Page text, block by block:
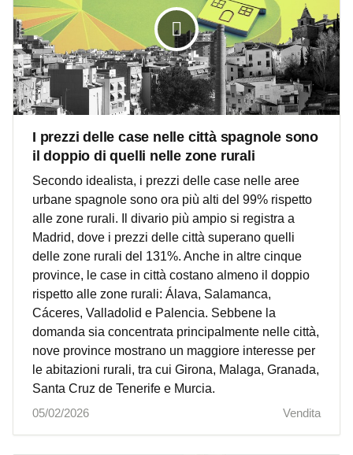
I prezzi delle case nelle città spagnole sono
il doppio di quelli nelle zone rurali
Secondo idealista, i prezzi delle case nelle aree
urbane spagnole sono ora più alti del 99% rispetto
alle zone rurali. Il divario più ampio si registra a
Madrid, dove i prezzi delle città superano quelli
delle zone rurali del 131%. Anche in altre cinque
province, le case in città costano almeno il doppio
rispetto alle zone rurali: Álava, Salamanca,
Cáceres, Valladolid e Palencia. Sebbene la
domanda sia concentrata principalmente nelle città,
nove province mostrano un maggiore interesse per
le abitazioni rurali, tra cui Girona, Malaga, Granada,
Santa Cruz de Tenerife e Murcia.
05/02/2026
Vendita